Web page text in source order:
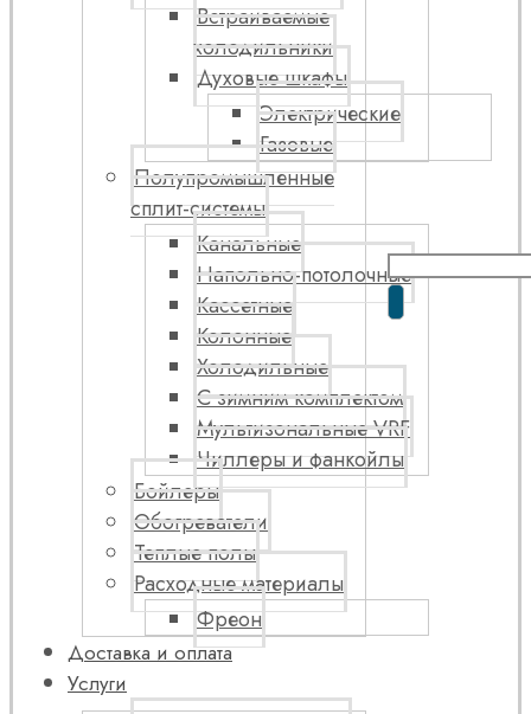
Встраиваемые
холодильники
Духовые шкафы
Электрические
Газовые
Полупромышленные
сплит-системы
Канальные
Напольно-потолочные
Кассетные
Колонные
Холодильные
С зимним комплектом
Мультизональные VRF
Чиллеры и фанкойлы
Бойлеры
Обогреватели
Теплые полы
Расходные материалы
Фреон
Доставка и оплата
Услуги